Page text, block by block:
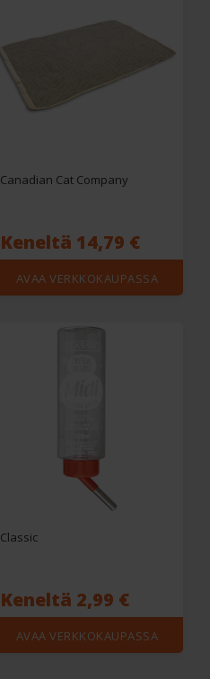
Canadian Cat Company
Keneltä 14,79 €
AVAA VERKKOKAUPASSA
Classic
Keneltä 2,99 €
AVAA VERKKOKAUPASSA